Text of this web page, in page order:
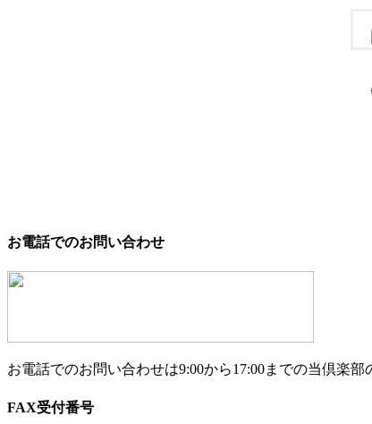
お電話でのお問い合わせ
お電話でのお問い合わせは9:00から17:00までの当倶楽部
FAX受付番号